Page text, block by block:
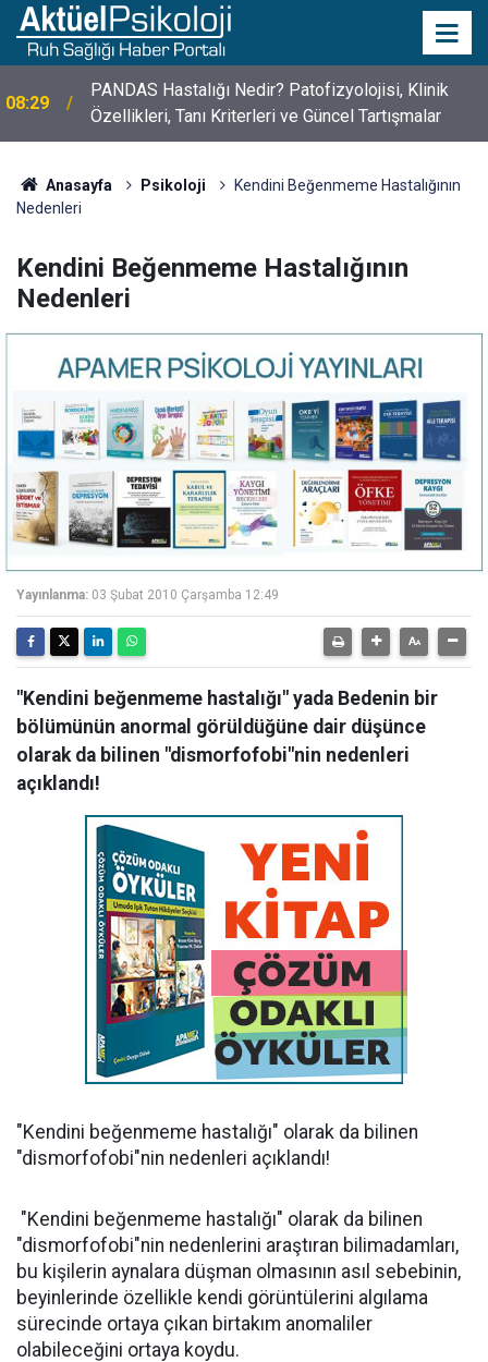
08:29
PANDAS Hastalığı Nedir? Patofizyolojisi, Klinik
Özellikleri, Tanı Kriterleri ve Güncel Tartışmalar
10:30
10 Mayıs Psikologlar Günü Nasıl Ortaya Çıktı? 10
Mayıs Tarihinin Hikayesi
Anasayfa Psikoloji
Kendini Beğenmeme Hastalığının
Nedenleri
Kendini Beğenmeme Hastalığının
Nedenleri
Yayınlanma: 03 Şubat 2010 Çarşamba 12:49
"Kendini beğenmeme hastalığı" yada Bedenin bir
bölümünün anormal görüldüğüne dair düşünce
olarak da bilinen "dismorfofobi"nin nedenleri
açıklandı!
"Kendini beğenmeme hastalığı" olarak da bilinen
"dismorfofobi"nin nedenleri açıklandı!
"Kendini beğenmeme hastalığı" olarak da bilinen
"dismorfofobi"nin nedenlerini araştıran bilimadamları,
bu kişilerin aynalara düşman olmasının asıl sebebinin,
beyinlerinde özellikle kendi görüntülerini algılama
sürecinde ortaya çıkan birtakım anomaliler
olabileceğini ortaya koydu.